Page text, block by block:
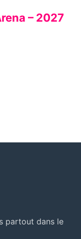
– 2027
partout dans le